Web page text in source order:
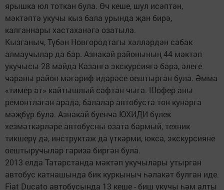
ярышка юл тоткан була. Өч кеше, шул исәптән,
мәктәптә укучы кыз бала урында җан бирә,
калганнары хастаханәгә озатыла.
Кызганыч, Түбән Новгородтагы хәлләрдән сабак
алмаучылар да бар. Азнакай районының 44 мәктәп
укучысы 28 майда Казанга экскурсиягә бара, әлеге
чараны район мәгариф идарәсе оештырган була. Әмма
«тимер ат» кайтышлый сафтан чыга. Шофер аны
ремонтлаган арада, балалар автобуста төн кунарга
мәҗбүр була. Азнакай буенча ЮХИДИ бүлек
хезмәткәрләре автобусны озата бармый, техник
тикшерү дә, инструктаж да үткәрми, юкса, экскурсияне
оештыручылар гариза биргән була.
2013 елда Татарстанда мәктәп укучылары утырган
автобус катнашында бик куркыныч һәлакәт булган иде.
Fiat Ducato автобусында 13 кеше - биш укучы һәм алты